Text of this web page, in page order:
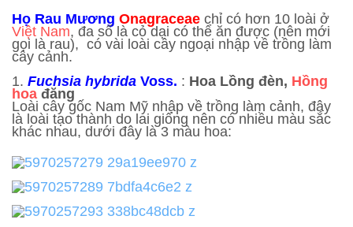
Họ Rau Mương Onagraceae chỉ có hơn 10 loài ở
Việt Nam, đa số là cỏ dại có thể ăn được (nên mới
gọi là rau), có vài loài cây ngoại nhập về trồng làm
cây cảnh.
1. Fuchsia hybrida Voss. : Hoa Lồng đèn, Hồng
hoa đăng
Loài cây gốc Nam Mỹ nhập về trồng làm cảnh, đây
là loài tạo thành do lai giống nên có nhiều màu sắc
khác nhau, dưới đây là 3 màu hoa: